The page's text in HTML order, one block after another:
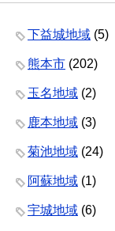
下益城地域 (5)
熊本市 (202)
玉名地域 (2)
鹿本地域 (3)
菊池地域 (24)
阿蘇地域 (1)
宇城地域 (6)